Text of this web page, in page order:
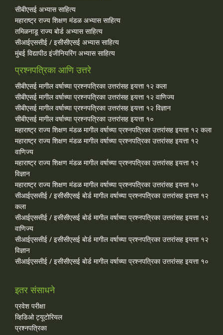
सीबीएसई अभ्यास साहित्य
महाराष्ट्र राज्य शिक्षण मंडळ अभ्यास साहित्य
तमिळनाडू राज्य बोर्ड अभ्यास साहित्य
सीआईएससीई / इसीसीएसई अभ्यास साहित्य
मुंबई विद्यापीठ इंजीनियरिंग अभ्यास साहित्य
प्रश्नपत्रिका आणि उत्तरे
सीबीएसई मागील वर्षाच्या प्रश्‍नपत्रिका उत्तरांसह इयत्ता १२ कला
सीबीएसई मागील वर्षाच्या प्रश्‍नपत्रिका उत्तरांसह इयत्ता १२ वाणिज्य
सीबीएसई मागील वर्षाच्या प्रश्‍नपत्रिका उत्तरांसह इयत्ता १२ विज्ञान
सीबीएसई मागील वर्षाच्या प्रश्‍नपत्रिका उत्तरांसह इयत्ता १०
महाराष्ट्र राज्य शिक्षण मंडळ मागील वर्षाच्या प्रश्‍नपत्रिका उत्तरांसह इयत्ता १२ कला
महाराष्ट्र राज्य शिक्षण मंडळ मागील वर्षाच्या प्रश्‍नपत्रिका उत्तरांसह इयत्ता १२
वाणिज्य
महाराष्ट्र राज्य शिक्षण मंडळ मागील वर्षाच्या प्रश्‍नपत्रिका उत्तरांसह इयत्ता १२
विज्ञान
महाराष्ट्र राज्य शिक्षण मंडळ मागील वर्षाच्या प्रश्‍नपत्रिका उत्तरांसह इयत्ता १०
सीआईएससीई / इसीसीएसई बोर्ड मागील वर्षाच्या प्रश्‍नपत्रिका उत्तरांसह इयत्ता १२
कला
सीआईएससीई / इसीसीएसई बोर्ड मागील वर्षाच्या प्रश्‍नपत्रिका उत्तरांसह इयत्ता १२
वाणिज्य
सीआईएससीई / इसीसीएसई बोर्ड मागील वर्षाच्या प्रश्‍नपत्रिका उत्तरांसह इयत्ता १२
विज्ञान
सीआईएससीई / इसीसीएसई बोर्ड मागील वर्षाच्या प्रश्‍नपत्रिका उत्तरांसह इयत्ता १०
इतर संसाधने
प्रवेश परीक्षा
व्हिडिओ ट्यूटोरियल
प्रश्नपत्रिका